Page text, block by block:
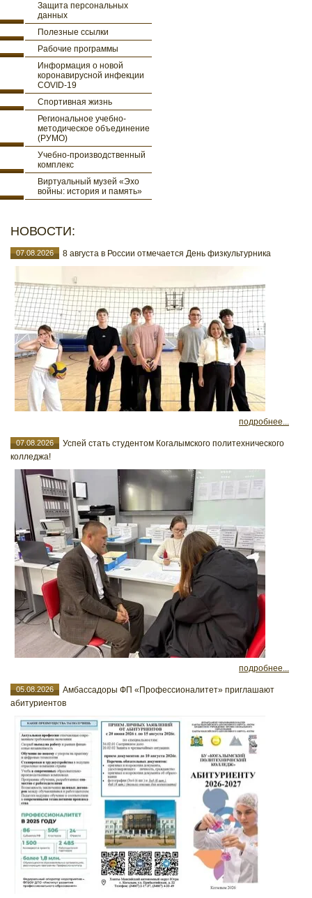
Защита персональных
данных
Полезные ссылки
Рабочие программы
Информация о новой
коронавирусной инфекции
COVID-19
Спортивная жизнь
Региональное учебно-
методическое объединение
(РУМО)
Учебно-производственный
комплекс
Виртуальный музей «Эхо
войны: история и память»
НОВОСТИ:
07.08.2026 8 августа в России отмечается День физкультурника
подробнее...
07.08.2026
Успей стать студентом Когалымского политехнического
колледжа!
подробнее...
05.08.2026
Амбассадоры ФП «Профессионалитет» приглашают
абитуриентов